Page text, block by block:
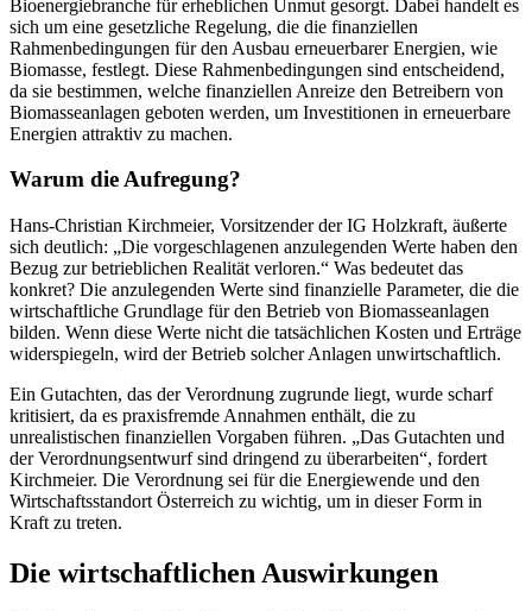
Bioenergiebranche für erheblichen Unmut gesorgt. Dabei handelt es
sich um eine gesetzliche Regelung, die die finanziellen
Rahmenbedingungen für den Ausbau erneuerbarer Energien, wie
Biomasse, festlegt. Diese Rahmenbedingungen sind entscheidend,
da sie bestimmen, welche finanziellen Anreize den Betreibern von
Biomasseanlagen geboten werden, um Investitionen in erneuerbare
Energien attraktiv zu machen.
Warum die Aufregung?
Hans-Christian Kirchmeier, Vorsitzender der IG Holzkraft, äußerte
sich deutlich: „Die vorgeschlagenen anzulegenden Werte haben den
Bezug zur betrieblichen Realität verloren.“ Was bedeutet das
konkret? Die anzulegenden Werte sind finanzielle Parameter, die die
wirtschaftliche Grundlage für den Betrieb von Biomasseanlagen
bilden. Wenn diese Werte nicht die tatsächlichen Kosten und Erträge
widerspiegeln, wird der Betrieb solcher Anlagen unwirtschaftlich.
Ein Gutachten, das der Verordnung zugrunde liegt, wurde scharf
kritisiert, da es praxisfremde Annahmen enthält, die zu
unrealistischen finanziellen Vorgaben führen. „Das Gutachten und
der Verordnungsentwurf sind dringend zu überarbeiten“, fordert
Kirchmeier. Die Verordnung sei für die Energiewende und den
Wirtschaftsstandort Österreich zu wichtig, um in dieser Form in
Kraft zu treten.
Die wirtschaftlichen Auswirkungen